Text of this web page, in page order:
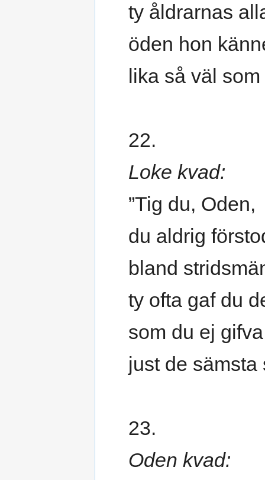
ty åldrarnas
öden hon
lika så väl
22.
Loke kvad:
”Tig du, Oden,
du aldrig
bland
ty ofta gaf du
som du ej
just de sämsta
23.
Oden kvad: